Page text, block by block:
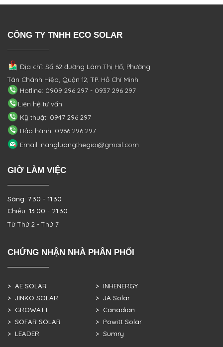
CÔNG TY TNHH ECO SOLAR
Địa chỉ: Số 62 đường Lâm Thị Hố, Phường
Tân Chánh Hiệp, Quận 12, TP. Hồ Chí Minh
Hotline: 0909 296 297 - 0937 296 297
Liên hệ tư vấn
Kỹ thuật: 0947 296 297
Bảo hành: 0966 296 297
Email: nangluongthegioi@gmail.com
GIỜ LÀM VIỆC
Sáng: 7:30 - 11:30
Chiều: 13:00 - 21:30
Từ Thứ 2 - Thứ 7
CHỨNG NHẬN NHÀ PHÂN PHỐI
> AE SOLAR
> JINKO SOLAR
> GROWATT
> SOFAR SOLAR
> LEADER
> INHENERGY
> JA Solar
> Canadian
> Powitt Solar
> Sumry